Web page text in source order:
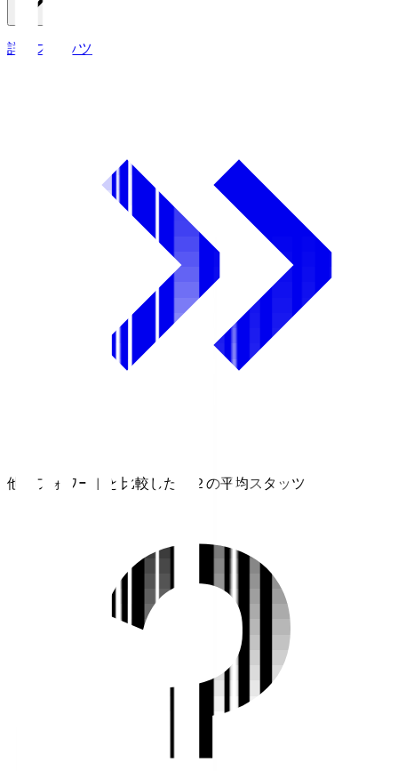
詳細スタッツ
他のフォワードと比較したＪ２の平均スタッツ